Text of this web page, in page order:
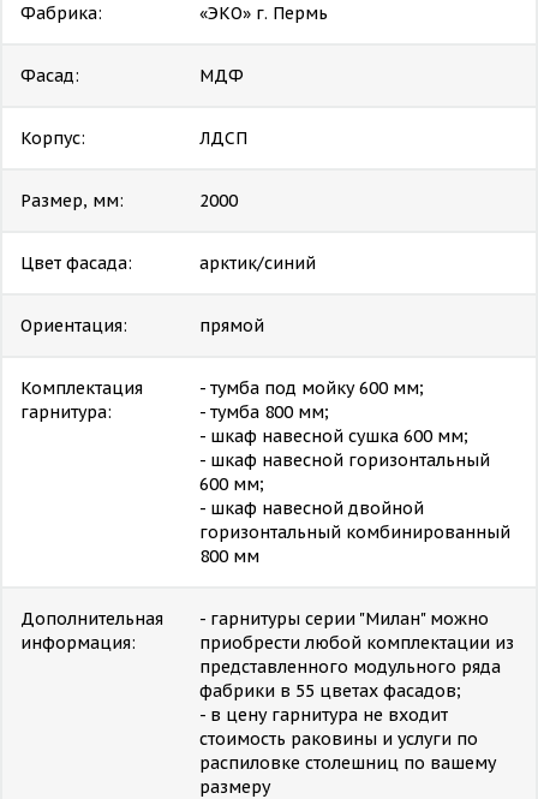
Фабрика: «ЭКО» г. Пермь
Фасад: МДФ
Корпус: ЛДСП
Размер, мм: 2000
Цвет фасада: арктик/синий
Ориентация: прямой
Комплектация
гарнитура:
- тумба под мойку 600 мм;
- тумба 800 мм;
- шкаф навесной сушка 600 мм;
- шкаф навесной горизонтальный
600 мм;
- шкаф навесной двойной
горизонтальный комбинированный
800 мм
Дополнительная
информация:
- гарнитуры серии "Милан" можно
приобрести любой комплектации из
представленного модульного ряда
фабрики в 55 цветах фасадов;
- в цену гарнитура не входит
стоимость раковины и услуги по
распиловке столешниц по вашему
размеру